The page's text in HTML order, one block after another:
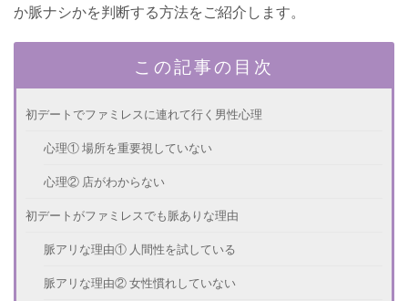
か脈ナシかを判断する方法をご紹介します。
この記事の目次
初デートでファミレスに連れて行く男性心理
心理① 場所を重要視していない
心理② 店がわからない
初デートがファミレスでも脈ありな理由
脈アリな理由① 人間性を試している
脈アリな理由② 女性慣れしていない